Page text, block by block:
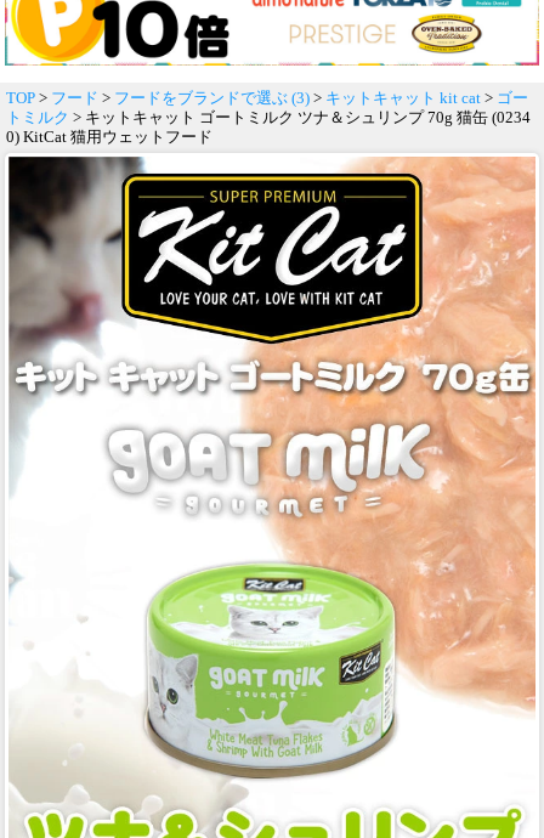
TOP > フード > フードをブランドで選ぶ (3) > キットキャット kit cat > ゴー
トミルク > キットキャット ゴートミルク ツナ＆シュリンプ 70g 猫缶 (0234
0) KitCat 猫用ウェットフード